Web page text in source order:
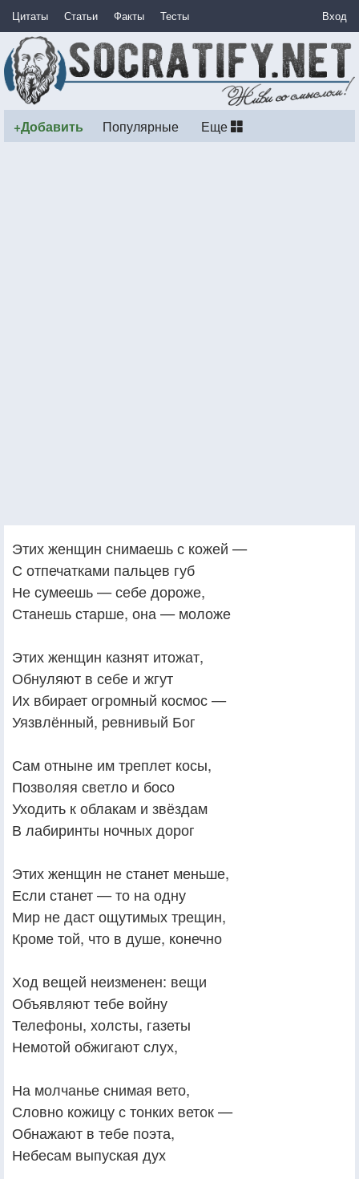
Цитаты Статьи Факты Тесты Вход
+Добавить Популярные Еще
Этих женщин снимаешь с кожей —
С отпечатками пальцев губ
Не сумеешь — себе дороже,
Станешь старше, она — моложе
Этих женщин казнят итожат,
Обнуляют в себе и жгут
Их вбирает огромный космос —
Уязвлённый, ревнивый Бог
Сам отныне им треплет косы,
Позволяя светло и босо
Уходить к облакам и звёздам
В лабиринты ночных дорог
Этих женщин не станет меньше,
Если станет — то на одну
Мир не даст ощутимых трещин,
Кроме той, что в душе, конечно
Ход вещей неизменен: вещи
Объявляют тебе войну
Телефоны, холсты, газеты
Немотой обжигают слух,
На молчанье снимая вето,
Словно кожицу с тонких веток —
Обнажают в тебе поэта,
Небесам выпуская дух